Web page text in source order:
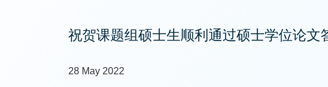
祝贺课题组硕士生顺利通过硕士学位论文
28 May 2022